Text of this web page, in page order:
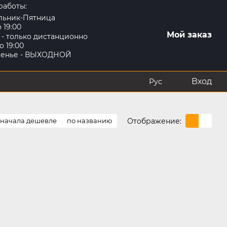
Пятница
19:00
только дистанционно
19:00
- ВЫХОДНОЙ
Мой заказ
Рус Вход
дешевле по названию Отображение: